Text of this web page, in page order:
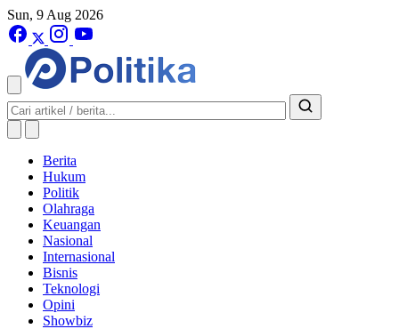
Sun, 9 Aug 2026
Berita
Hukum
Politik
Olahraga
Keuangan
Nasional
Internasional
Bisnis
Teknologi
Opini
Showbiz